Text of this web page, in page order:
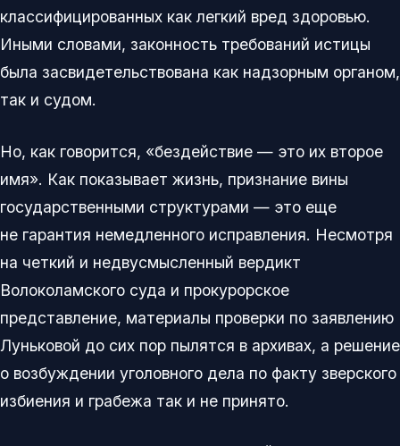
классифицированных как легкий вред здоровью.
Иными словами, законность требований истицы
была засвидетельствована как надзорным органом,
так и судом.
Но, как говорится, «бездействие — это их второе
имя». Как показывает жизнь, признание вины
государственными структурами — это еще
не гарантия немедленного исправления. Несмотря
на четкий и недвусмысленный вердикт
Волоколамского суда и прокурорское
представление, материалы проверки по заявлению
Луньковой до сих пор пылятся в архивах, а решение
о возбуждении уголовного дела по факту зверского
избиения и грабежа так и не принято.